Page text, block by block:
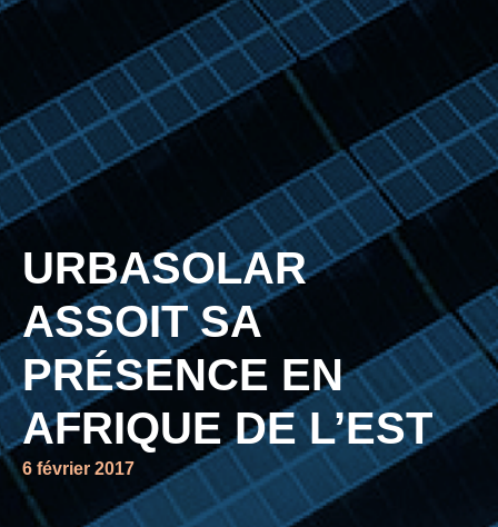
URBASOLAR
ASSOIT SA
PRÉSENCE EN
AFRIQUE DE L’EST
6 février 2017